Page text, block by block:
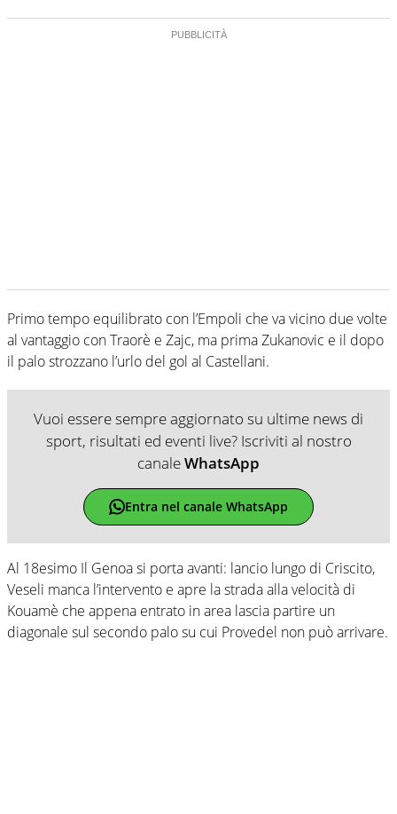
Primo tempo equilibrato con l’Empoli che va vicino due volte
al vantaggio con Traorè e Zajc, ma prima Zukanovic e il dopo
il palo strozzano l’urlo del gol al Castellani.
Vuoi essere sempre aggiornato su ultime news di
sport, risultati ed eventi live? Iscriviti al nostro
canaleWhatsApp
Entra nel canale WhatsApp
Al 18esimo Il Genoa si porta avanti: lancio lungo di Criscito,
Veseli manca l’intervento e apre la strada alla velocità di
Kouamè che appena entrato in area lascia partire un
diagonale sul secondo palo su cui Provedel non può arrivare.